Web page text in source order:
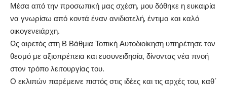
Μέσα από την προσωπική μας σχέση, μου δόθηκε η ευκαιρία
να γνωρίσω από κοντά έναν ανιδιοτελή, έντιμο και καλό
οικογενειάρχη.
Ως αιρετός στη Β Βάθμια Τοπική Αυτοδιοίκηση υπηρέτησε τον
θεσμό με αξιοπρέπεια και ευσυνειδησία, δίνοντας νέα πνοή
στον τρόπο λειτουργίας του.
Ο εκλιπών παρέμεινε πιστός στις ιδέες και τις αρχές του, καθ΄